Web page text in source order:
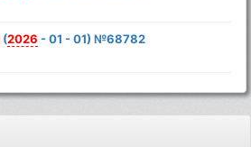
(2026 - 01 - 01) №68782